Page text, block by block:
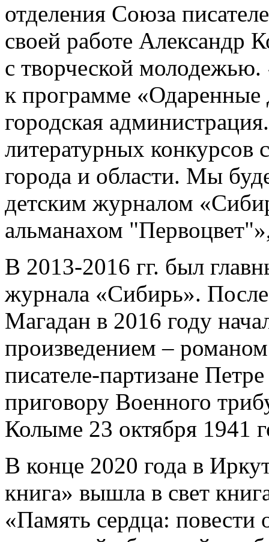
отделения Союза
своей работе Александр
с творческой
к программе «Одаренные
городская
литературных конкурсов
города и области. Мы
детским журналом
альманахом
В 2013-2016 гг. был
журнала «Сибирь».
Магадан в 2016 году
произведением –
писателе-партизане
приговору Военного
Колыме 23 октября 1941
В конце 2020 года в
книга» вышла в свет
«Память сердца: